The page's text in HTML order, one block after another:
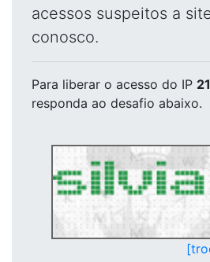
acessos suspeitos a
conosco.
Para liberar o acesso do IP
responda ao desafio abaixo.